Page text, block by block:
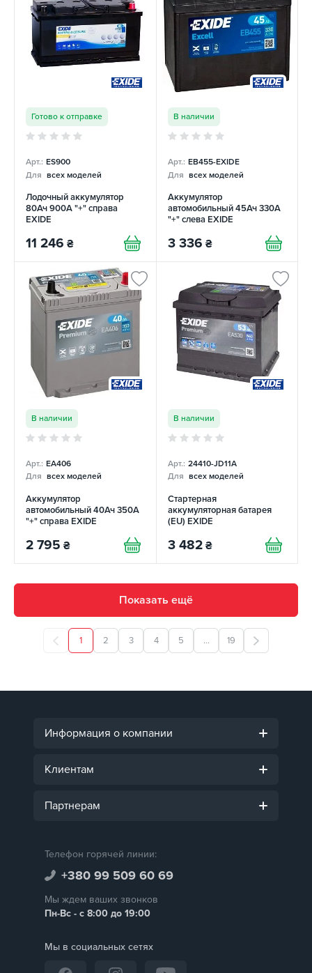
Готово к отправке
Арт.: ES900
Для всех моделей
Лодочный аккумулятор
80Ач 900А "+" справа
EXIDE
11 246 ₴
В наличии
Арт.: EB455-EXIDE
Для всех моделей
Аккумулятор
автомобильный 45Ач 330А
"+" слева EXIDE
3 336 ₴
В наличии
Арт.: EA406
Для всех моделей
Аккумулятор
автомобильный 40Ач 350А
"+" справа EXIDE
2 795 ₴
В наличии
Арт.: 24410-JD11A
Для всех моделей
Стартерная
аккумуляторная батарея
(EU) EXIDE
3 482 ₴
Показать ещё
1 2 3 4 5 ... 19
Информация о компании
Клиентам
Партнерам
Телефон горячей линии:
+380 99 509 60 69
Мы ждем ваших звонков
Пн-Вс - с 8:00 до 19:00
Мы в социальных сетях